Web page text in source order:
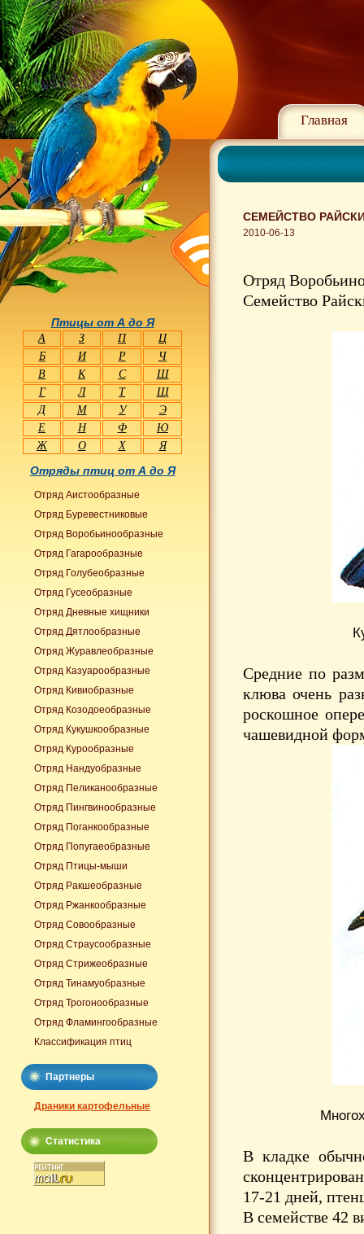
Главная
СЕМЕЙСТВО
2010-06-13
Отряд
Семейство
Средние по
клюва очень
роскошное
чашевидной
В кладке
17-21 дней,
В семействе 42
Птицы от А до Я
А З П
Ц
Б
И Р
Ч
В
К С
Ш
Г
Л Т
Щ
Д
М У
Э
Е
Н Ф
Ю
Ж
О Х Я
Отряды птиц от А до Я
Отряд Аистообразные
Отряд Буревестниковые
Отряд Воробьинообразные
Отряд Гагарообразные
Отряд Голубеобразные
Отряд Гусеобразные
Отряд Дневные хищники
Отряд Дятлообразные
Отряд Журавлеобразные
Отряд Казуарообразные
Отряд Кивиобразные
Отряд Козодоеобразные
Отряд Кукушкообразные
Отряд Курообразные
Отряд Нандуобразные
Отряд Пеликанообразные
Отряд Пингвинообразные
Отряд Поганкообразные
Отряд Попугаеобразные
Отряд Птицы-мыши
Отряд Ракшеобразные
Отряд Ржанкообразные
Отряд Совообразные
Отряд Страусообразные
Отряд Стрижеобразные
Отряд Тинамуобразные
Отряд Трогонообразные
Отряд Фламингообразные
Классификация птиц
Партнеры
Драники картофельные
Статистика